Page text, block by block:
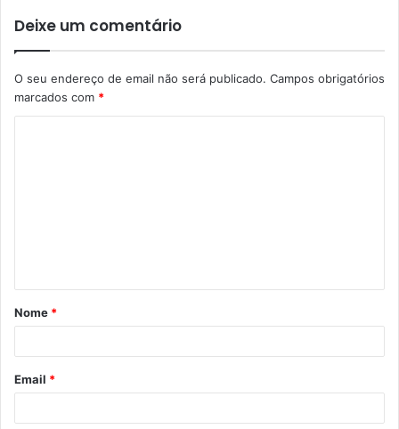
Deixe um comentário
O seu endereço de email não será publicado. Campos obrigatórios
marcados com *
á
r
*
Nome *
Email *